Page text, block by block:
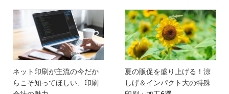
ネット印刷が主流の今だか
らこそ知ってほしい、印刷
夏の販促を盛り上げる！涼
しげ＆インパクト大の特殊